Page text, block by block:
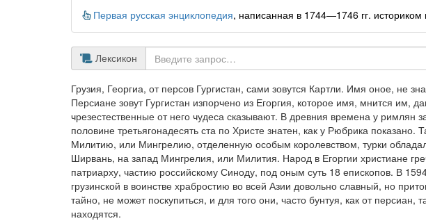
Информация
Первая русская энциклопедия, написанная в 1744—1746 гг.
Лексикон
Грузия, Георгиа, от персов Гургистан, сами зовутся Картли. Имя оное, не
Персиане зовут Гургистан изпорчено из Егоргия, которое имя, мнится им,
чрезестественные от него чудеса сказывают. В древния времена у
половине третьягонадесять ста по Христе знатен, как у Рюбрика
Милитию, или Мингрелию, отделенную особым королевством, турки
Ширвань, на запад Мингрелия, или Милития. Народ в Егоргии христиане
патриарху, частию российскому Синоду, под оным суть 18 епископов. В
грузинской в воинстве храбростию во всей Азии довольно славный, но
тайно, не может поскупиться, и для того они, часто бунтуя, как от
находятся.